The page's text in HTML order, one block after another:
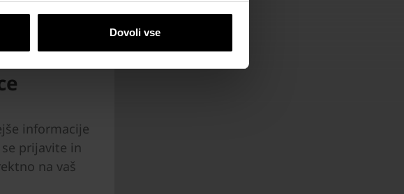
Dovoli vse
informacije
prijavite in
na vaš